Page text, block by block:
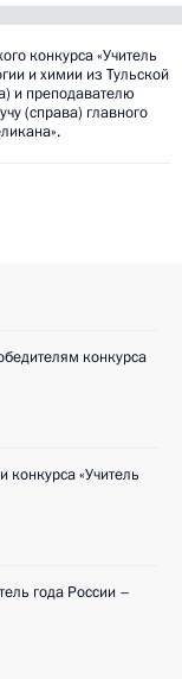
конкурса «Учитель
и химии из Тульской
и преподавателю
(справа) главного
конкурса
конкурса «Учитель
года России –